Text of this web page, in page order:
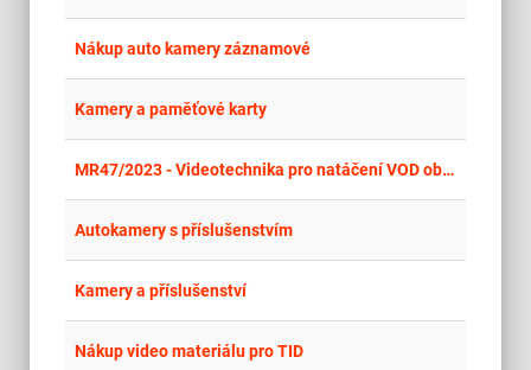
Nákup auto kamery záznamové
Kamery a paměťové karty
MR47/2023 - Videotechnika pro natáčení VOD obsahu
Autokamery s příslušenstvím
Kamery a příslušenství
Nákup video materiálu pro TID